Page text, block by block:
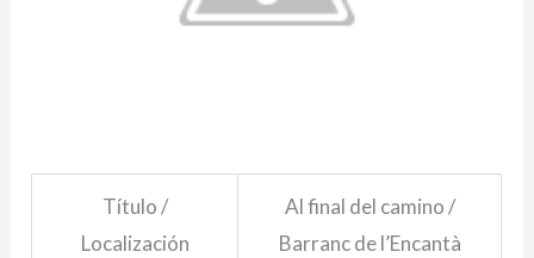
Título /
Localización
Al final del camino /
Barranc de l’Encantà